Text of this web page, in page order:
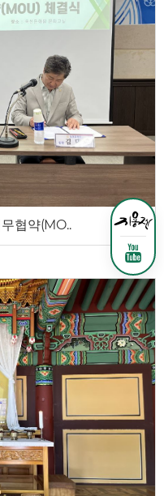
협약(MO..